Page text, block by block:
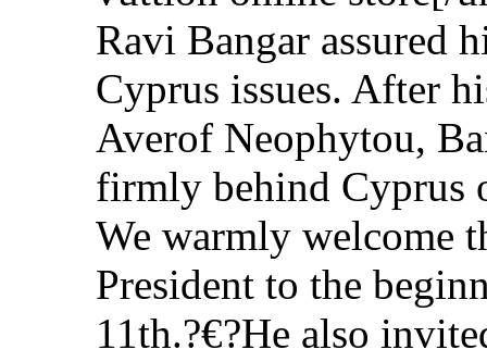
Ravi Bangar assured
Cyprus issues. After
Averof Neophytou,
firmly behind Cyprus
We warmly welcome
President to the
11th.?€?He also